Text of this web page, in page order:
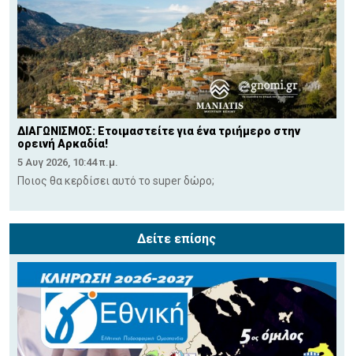
ΔΙΑΓΩΝΙΣΜΟΣ: Ετοιμαστείτε για ένα τριήμερο στην
ορεινή Αρκαδία!
5 Αυγ 2026, 10:44 π.μ.
Ποιος θα κερδίσει αυτό το super δώρο;
Δείτε επίσης